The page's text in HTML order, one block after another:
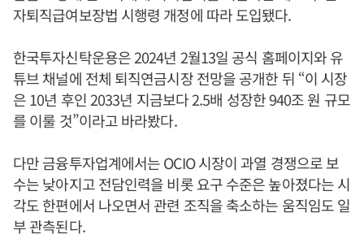
자퇴직급여보장법 시행령 개정에 따라 도입됐다.
한국투자신탁운용은 2024년 2월13일 공식 홈페이지와 유
튜브 채널에 전체 퇴직연금시장 전망을 공개한 뒤 “이 시장
은 10년 후인 2033년 지금보다 2.5배 성장한 940조 원 규모
를 이룰 것”이라고 바라봤다.
다만 금융투자업계에서는 OCIO 시장이 과열 경쟁으로 보
수는 낮아지고 전담인력을 비롯 요구 수준은 높아졌다는 시
각도 한편에서 나오면서 관련 조직을 축소하는 움직임도 일
부 관측된다.